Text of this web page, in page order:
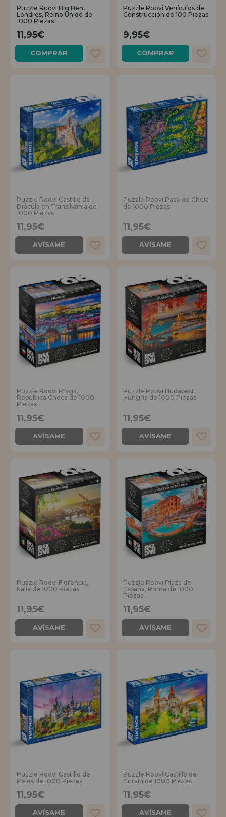
Puzzle Roovi Big Ben,
Londres, Reino Unido de
1000 Piezas
11,95€
COMPRAR
Puzzle Roovi Vehículos de
Construcción de 100 Piezas
9,95€
COMPRAR
Puzzle Roovi Castillo de
Drácula en Transilvania de
1000 Piezas
11,95€
AVÍSAME
Puzzle Roovi Paso de Cheia
de 1000 Piezas
11,95€
AVÍSAME
Puzzle Roovi Praga,
República Checa de 1000
Piezas
11,95€
AVÍSAME
Puzzle Roovi Budapest,
Hungría de 1000 Piezas
11,95€
AVÍSAME
Puzzle Roovi Florencia,
Italia de 1000 Piezas
11,95€
AVÍSAME
Puzzle Roovi Plaza de
España, Roma de 1000
Piezas
11,95€
AVÍSAME
Puzzle Roovi Castillo de
Peles de 1000 Piezas
11,95€
AVÍSAME
Puzzle Roovi Castillo de
Corvin de 1000 Piezas
11,95€
AVÍSAME